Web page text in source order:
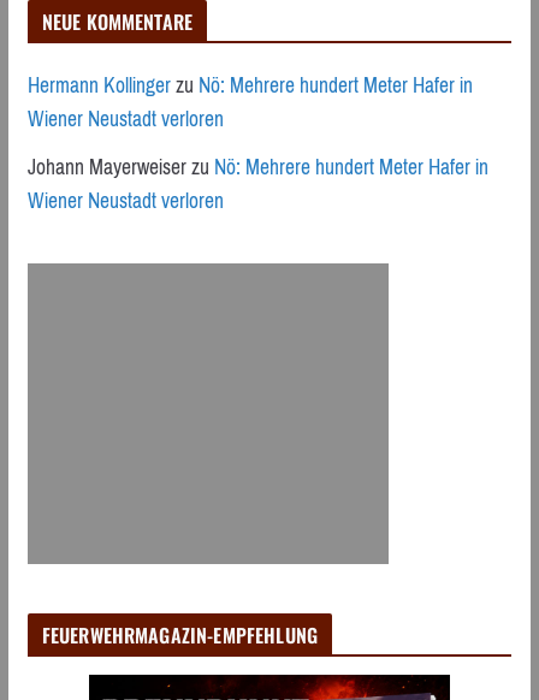
NEUE KOMMENTARE
Hermann KollingerzuNö: Mehrere hundert Meter Hafer in
Wiener Neustadt verloren
Johann MayerweiserzuNö: Mehrere hundert Meter Hafer in
Wiener Neustadt verloren
FEUERWEHRMAGAZIN-EMPFEHLUNG